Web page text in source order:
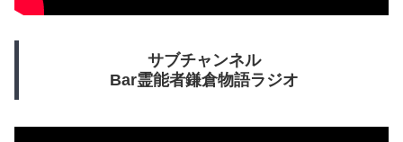
サブチャンネル
Bar霊能者鎌倉物語ラジオ